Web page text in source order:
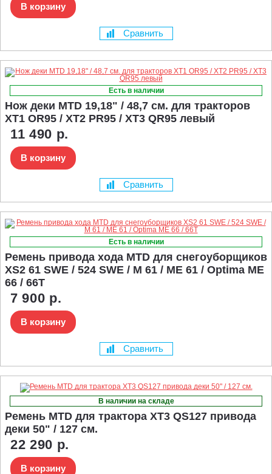
В корзину
Сравнить
Есть в наличии
Нож деки MTD 19,18" / 48,7 см. для тракторов
XT1 OR95 / XT2 PR95 / XT3 QR95 левый
11 490 р.
В корзину
Сравнить
Есть в наличии
Ремень привода хода MTD для снегоуборщиков
XS2 61 SWE / 524 SWE / M 61 / ME 61 / Optima ME
66 / 66T
7 900 р.
В корзину
Сравнить
В наличии на складе
Ремень MTD для трактора XT3 QS127 привода
деки 50" / 127 см.
22 290 р.
В корзину